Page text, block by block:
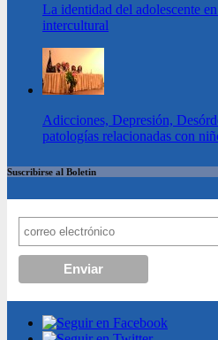
La identidad del adolescente
intercultural
Adicciones, Depresión,
patologías relacionadas con
Suscribirse al Boletin